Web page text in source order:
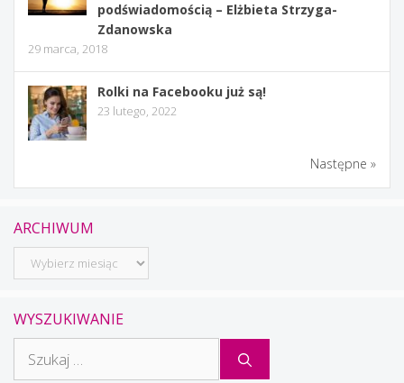
podświadomością – Elżbieta Strzyga-
Zdanowska
29 marca, 2018
Rolki na Facebooku już są!
23 lutego, 2022
Następne »
ARCHIWUM
Archiwum
WYSZUKIWANIE